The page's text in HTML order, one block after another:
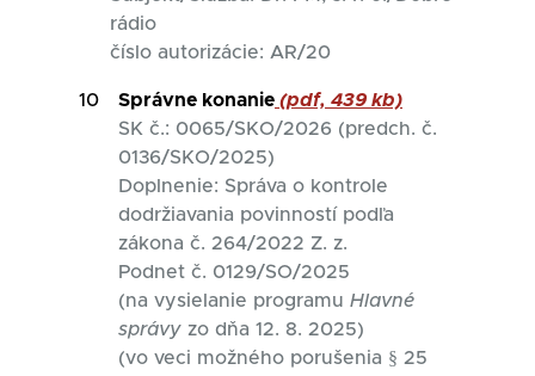
rádio
číslo autorizácie: AR/20
10 Správne konanie (pdf, 439 kb)
SK č.: 0065/SKO/2026 (predch. č.
0136/SKO/2025)
Doplnenie: Správa o kontrole
dodržiavania povinností podľa
zákona č. 264/2022 Z. z.
Podnet č. 0129/SO/2025
(na vysielanie programu Hlavné
správy zo dňa 12. 8. 2025)
(vo veci možného porušenia § 25